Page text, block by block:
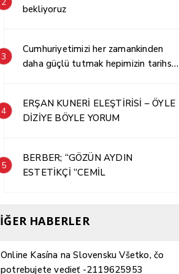
bekliyoruz
3
Cumhuriyetimizi her zamankinden
daha güçlü tutmak hepimizin tarihsel
4
ERŞAN KUNERİ ELEŞTİRİSİ – ÖYLE
DİZİYE BÖYLE YORUM
5
BERBER; “GÖZÜN AYDIN
ESTETİKÇİ “CEMİL
HABERLER
Online Kasína na Slovensku Všetko, čo
potrebujete vedieť -2119625953